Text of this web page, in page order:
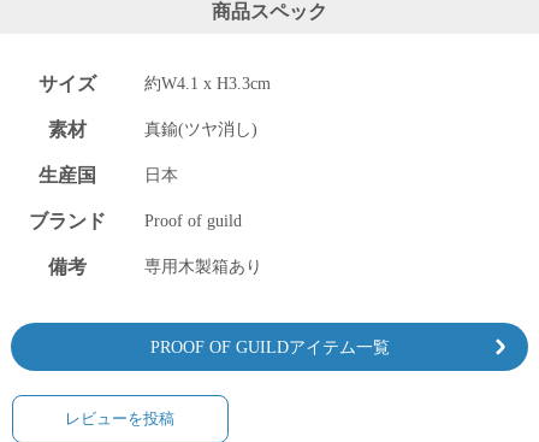
商品スペック
サイズ 約W4.1 x H3.3cm
素材 真鍮(ツヤ消し)
生産国 日本
ブランド Proof of guild
備考 専用木製箱あり
PROOF OF GUILDアイテム一覧
レビューを投稿